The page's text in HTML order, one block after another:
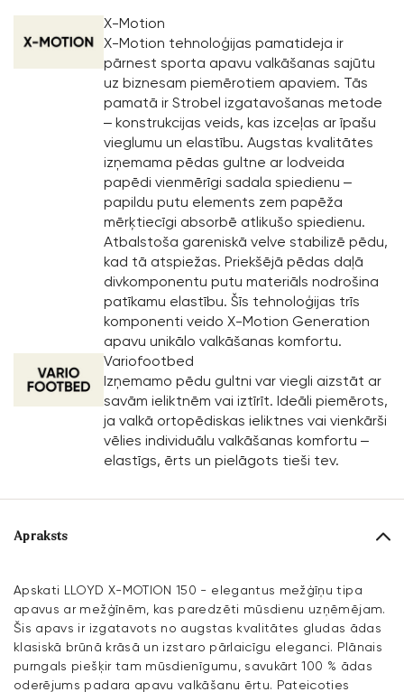
X-Motion
X-Motion tehnoloģijas pamatideja ir
pārnest sporta apavu valkāšanas sajūtu
uz biznesam piemērotiem apaviem. Tās
pamatā ir Strobel izgatavošanas metode
– konstrukcijas veids, kas izceļas ar īpašu
vieglumu un elastību. Augstas kvalitātes
izņemama pēdas gultne ar lodveida
papēdi vienmērīgi sadala spiedienu –
papildu putu elements zem papēža
mērķtiecīgi absorbē atlikušo spiedienu.
Atbalstoša gareniskā velve stabilizē pēdu,
kad tā atspiežas. Priekšējā pēdas daļā
divkomponentu putu materiāls nodrošina
patīkamu elastību. Šīs tehnoloģijas trīs
komponenti veido X-Motion Generation
apavu unikālo valkāšanas komfortu.
Variofootbed
Izņemamo pēdu gultni var viegli aizstāt ar
savām ieliktnēm vai iztīrīt. Ideāli piemērots,
ja valkā ortopēdiskas ieliktnes vai vienkārši
vēlies individuālu valkāšanas komfortu –
elastīgs, ērts un pielāgots tieši tev.
Apraksts
Apskati LLOYD X-MOTION 150 - elegantus mežģīņu tipa
apavus ar mežģīnēm, kas paredzēti mūsdienu uzņēmējam.
Šis apavs ir izgatavots no augstas kvalitātes gludas ādas
klasiskā brūnā krāsā un izstaro pārlaicīgu eleganci. Plānais
purngals piešķir tam mūsdienīgumu, savukārt 100 % ādas
oderējums padara apavu valkāšanu ērtu. Pateicoties